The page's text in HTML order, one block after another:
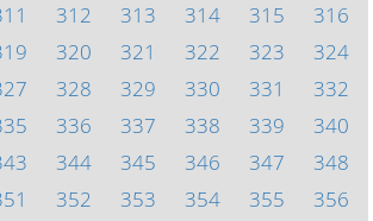
312 313 314 315
316
320 321 322 323
324
328 329 330 331
332
336 337 338 339
340
344 345 346 347
348
352 353 354 355
356